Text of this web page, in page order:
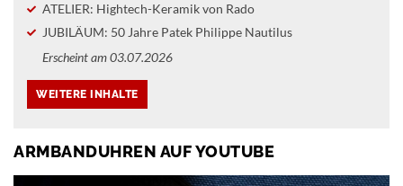
ATELIER: Hightech-Keramik von Rado
JUBILÄUM: 50 Jahre Patek Philippe Nautilus
Erscheint am 03.07.2026
ARMBANDUHREN AUF YOUTUBE